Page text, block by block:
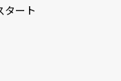
タート